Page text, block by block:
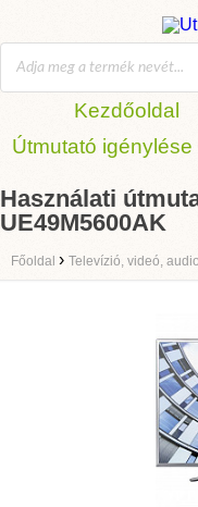
Kezdőoldal
Útmutató igénylése
Használati
UE49M5600AK
Főoldal › Televízió, videó, audio